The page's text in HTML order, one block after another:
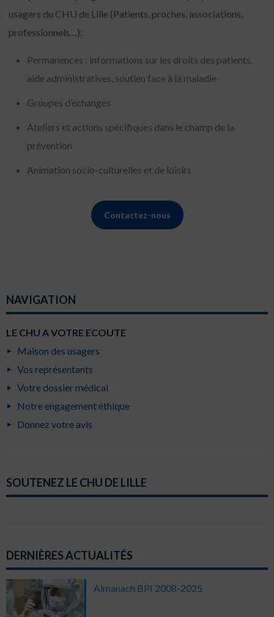
usagers du CHU de Lille (Patients, proches, associations,
professionnels…):
Permanences : informations sur les droits des patients,
aide administratives, soutien face à la maladie
Groupes d’échanges
Ateliers et actions spécifiques dans le champ de la
prévention
Animation socio-culturelles et de loisirs
Contactez-nous
NAVIGATION
LE CHU A VOTRE ECOUTE
Maison des usagers
Vos représentants
Votre dossier médical
Notre engagement éthique
Donnez votre avis
SOUTENEZ LE CHU DE LILLE
DERNIÈRES ACTUALITÉS
Almanach BPI 2008-2025